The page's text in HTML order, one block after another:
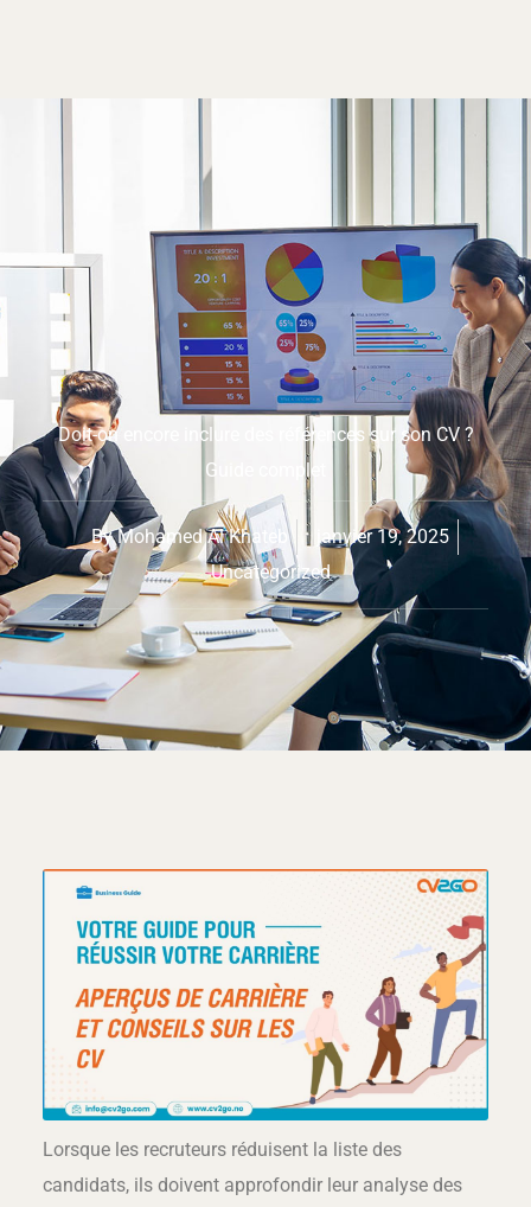
Doit-on encore inclure des références sur son CV ?
Guide complet
ByMohamed Al Khateb
janvier 19, 2025
Uncategorized
Lorsque les recruteurs réduisent la liste des
candidats, ils doivent approfondir leur analyse des